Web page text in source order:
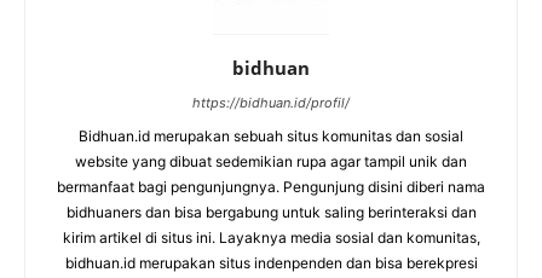
bidhuan
https://bidhuan.id/profil/
Bidhuan.id merupakan sebuah situs komunitas dan sosial
website yang dibuat sedemikian rupa agar tampil unik dan
bermanfaat bagi pengunjungnya. Pengunjung disini diberi nama
bidhuaners dan bisa bergabung untuk saling berinteraksi dan
kirim artikel di situs ini. Layaknya media sosial dan komunitas,
bidhuan.id merupakan situs indenpenden dan bisa berekpresi